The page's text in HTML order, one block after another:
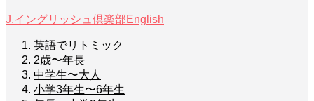
J.イングリッシュ倶楽部English
英語でリトミック
2歳〜年長
中学生〜大人
小学3年生〜6年生